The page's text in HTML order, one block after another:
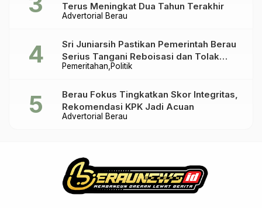
Advertorial Berau
Terus Meningkat Dua Tahun Terakhir
Pemeritahan Politik
Sri Juniarsih Pastikan Pemerintah Berau
Serius Tangani Reboisasi dan Tolak
Praktik Ilegal
Advertorial Berau
Berau Fokus Tingkatkan Skor Integritas,
Rekomendasi KPK Jadi Acuan